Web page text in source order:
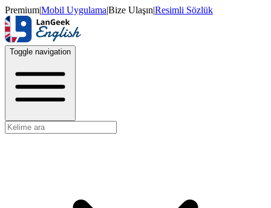
Premium|Mobil Uygulama|Bize Ulaşın|Resimli Sözlük
Toggle navigation